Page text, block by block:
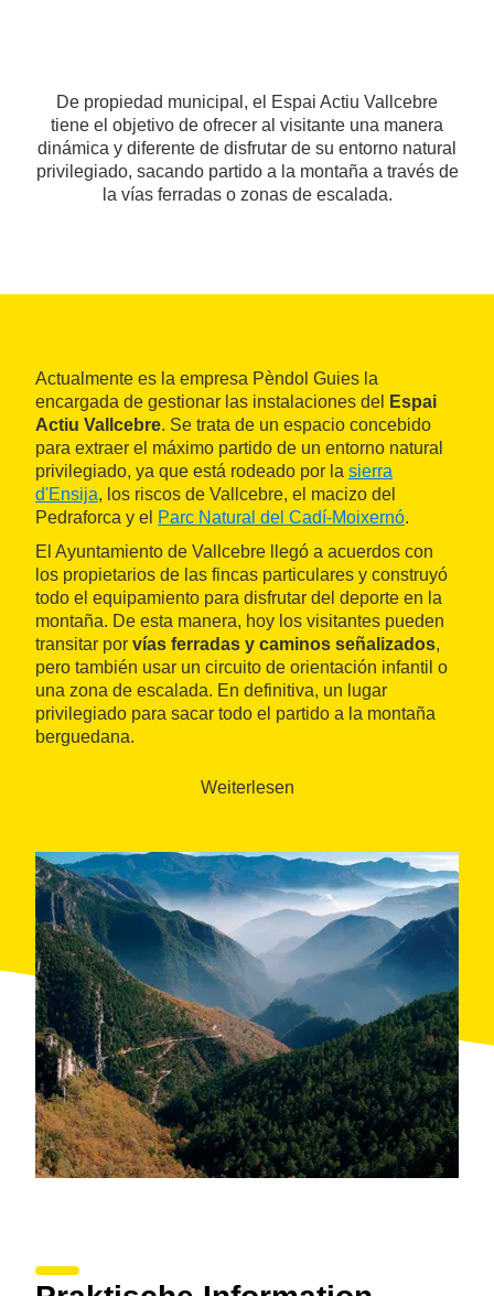
De propiedad municipal, el Espai Actiu Vallcebre
tiene el objetivo de ofrecer al visitante una manera
dinámica y diferente de disfrutar de su entorno natural
privilegiado, sacando partido a la montaña a través de
la vías ferradas o zonas de escalada.
Actualmente es la empresa Pèndol Guies la
encargada de gestionar las instalaciones del
Espai
Actiu Vallcebre. Se trata de un espacio concebido
para extraer el máximo partido de un entorno natural
privilegiado, ya que está rodeado por la sierra
d'Ensija, los riscos de Vallcebre, el macizo del
Pedraforca y el Parc Natural del Cadí-Moixernó.
El Ayuntamiento de Vallcebre llegó a acuerdos con
los propietarios de las fincas particulares y construyó
todo el equipamiento para disfrutar del deporte en la
montaña. De esta manera, hoy los visitantes pueden
transitar por vías ferradas y caminos señalizados,
pero también usar un circuito de orientación infantil o
una zona de escalada. En definitiva, un lugar
privilegiado para sacar todo el partido a la montaña
berguedana.
Weiterlesen